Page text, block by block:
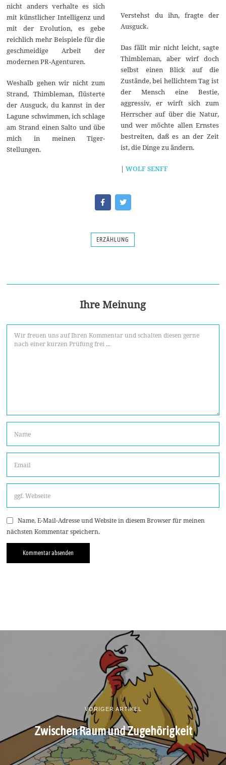
nicht anders verhalte es sich
mit künstlicher Intelligenz und
mit der Evolution, es gebe
reichlich mehr Beispiele für die
geschmeidige Arbeit der
modernen PR-Agenturen.
Weshalb gehen wir nicht zum
Strand, Thimbleman, flüsterte
der Ausguck, du kannst in der
Lagune schwimmen, ich schlage
am Strand einen Salto und übe
mich in meinen Tiger-
Stellungen.
Verstehst du ihn, fragte der
Ausguck.
Das fällt mir nicht leicht, sagte
Thimbleman, aber wirf doch
selbst einen Blick auf die
Zustände, bei hellichtem Tag ist
der Mensch eine Bestie,
aggressiv, er wirft sich zum
Herrscher auf über die Natur,
und wer möchte allen Ernstes
bestreiten, daß es an der Zeit
ist, die Dinge zu ändern.
| WOLF SENFF
ERZÄHLUNG
Ihre Meinung
Name, E-Mail-Adresse und Website in diesem Browser für meinen
nächsten Kommentar speichern.
VORIGER ARTIKEL
Zwischen Raum und Zugehörigkeit